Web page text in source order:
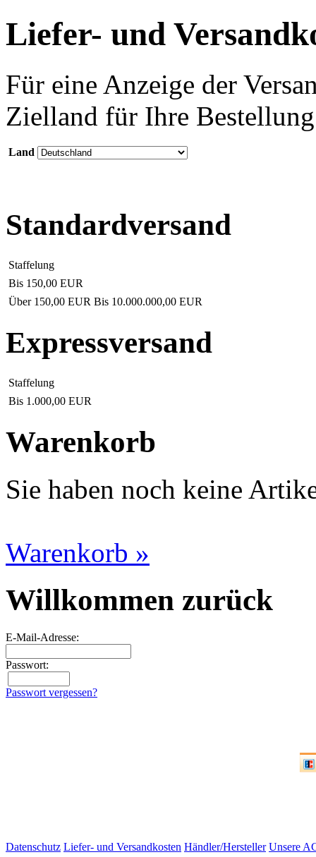
Liefer- und
Für eine Anzeige der
Zielland für Ihre
Land
Standardversand
Staffelung
Bis 150,00 EUR
Über 150,00 EUR Bis 10.000.000,00 EUR
Expressversand
Staffelung
Bis 1.000,00 EUR
Warenkorb
Sie haben noch keine
Warenkorb »
Willkommen zurück
E-Mail-Adresse:
Passwort:
Passwort vergessen?
Datenschutz Liefer- und Versandkosten Händler/Hersteller Unsere